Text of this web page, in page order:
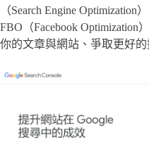
（Search Engine
FBO（Facebook Optimization
你的文章與網站、爭取更好